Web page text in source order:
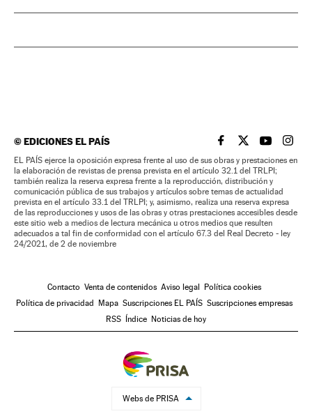
©EDICIONES EL PAÍS EL PAÍS BRASIL EN
EL PAÍSEL PAÍS
EL
EL PAÍS ejerce la oposición expresa frente al uso de sus obras y prestaciones en
la elaboración de revistas de prensa prevista en el artículo 32.1 del TRLPI;
también realiza la reserva expresa frente a la reproducción, distribución y
comunicación pública de sus trabajos y artículos sobre temas de actualidad
prevista en el artículo 33.1 del TRLPI; y, asimismo, realiza una reserva expresa
de las reproducciones y usos de las obras y otras prestaciones accesibles desde
este sitio web a medios de lectura mecánica u otros medios que resulten
adecuados a tal fin de conformidad con el artículo 67.3 del Real Decreto - ley
24/2021, de 2 de noviembre
Contacto Venta de contenidos Aviso legal
Política cookies
Política de privacidad
Mapa Suscripciones EL PAÍS Suscripciones empresas
RSS
Índice Noticias de hoy
Webs de PRISA